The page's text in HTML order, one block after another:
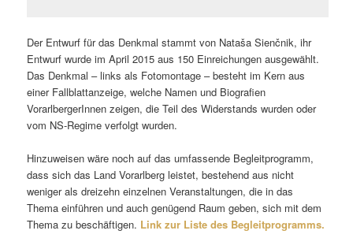
Der Entwurf für das Denkmal stammt von Nataša Sienčnik, ihr
Entwurf wurde im April 2015 aus 150 Einreichungen ausgewählt.
Das Denkmal – links als Fotomontage – besteht im Kern aus
einer Fallblattanzeige, welche Namen und Biografien
VorarlbergerInnen zeigen, die Teil des Widerstands wurden oder
vom NS-Regime verfolgt wurden.
Hinzuweisen wäre noch auf das umfassende Begleitprogramm,
dass sich das Land Vorarlberg leistet, bestehend aus nicht
weniger als dreizehn einzelnen Veranstaltungen, die in das
Thema einführen und auch genügend Raum geben, sich mit dem
Thema zu beschäftigen. Link zur Liste des Begleitprogramms.